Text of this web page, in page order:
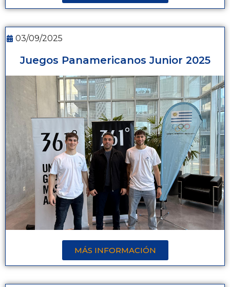
03/09/2025
Juegos Panamericanos Junior 2025
MÁS INFORMACIÓN